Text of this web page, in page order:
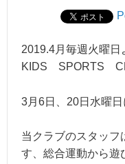
2019.4月毎週火曜
KIDS SPORTS
3月6日、20日水曜日
当クラブのスタッフ
す、総合運動から遊